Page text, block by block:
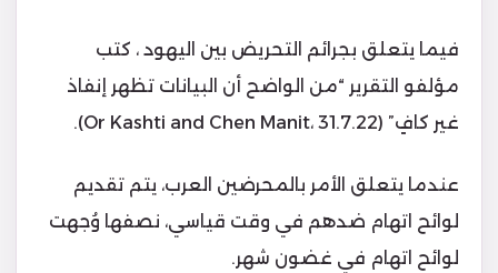
فيما يتعلق بجرائم التحريض بين اليهود ، كتب
مؤلفو التقرير “من الواضح أن البيانات تظهر إنفاذ
غير كافٍ” (Or Kashti and Chen Manit، 31.7.22).
عندما يتعلق الأمر بالمحرضين العرب، يتم تقديم
لوائح اتهام ضدهم في وقت قياسي، نصفها وُجهت
لوائح اتهام في غضون شهر.